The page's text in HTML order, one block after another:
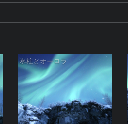
氷柱とオーロラ